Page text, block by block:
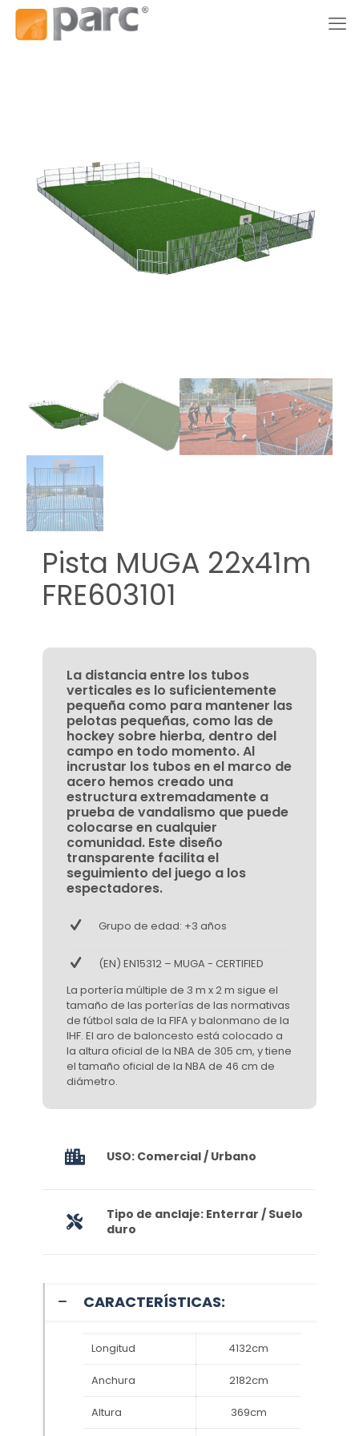
Pista MUGA 22x41m
FRE603101
La distancia entre los tubos
verticales es lo suficientemente
pequeña como para mantener las
pelotas pequeñas, como las de
hockey sobre hierba, dentro del
campo en todo momento. Al
incrustar los tubos en el marco de
acero hemos creado una
estructura extremadamente a
prueba de vandalismo que puede
colocarse en cualquier
comunidad. Este diseño
transparente facilita el
seguimiento del juego a los
espectadores.
Grupo de edad: +3 años
(EN) EN15312 – MUGA - CERTIFIED
La portería múltiple de 3 m x 2 m sigue el
tamaño de las porterías de las normativas
de fútbol sala de la FIFA y balonmano de la
IHF. El aro de baloncesto está colocado a
la altura oficial de la NBA de 305 cm, y tiene
el tamaño oficial de la NBA de 46 cm de
diámetro.
USO: Comercial / Urbano
Tipo de anclaje: Enterrar / Suelo
duro
CARACTERÍSTICAS:
Longitud 4132cm
Anchura 2182cm
Altura 369cm